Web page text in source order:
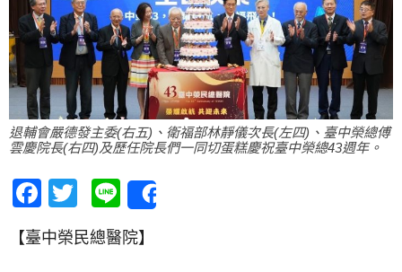
退輔會嚴德發主委(右五)、衛福部林靜儀次長(左四)、臺中榮總傅
雲慶院長(右四)及歷任院長們一同切蛋糕慶祝臺中榮總43週年。
Facebook
Twitter
Line
【臺中榮民總醫院】